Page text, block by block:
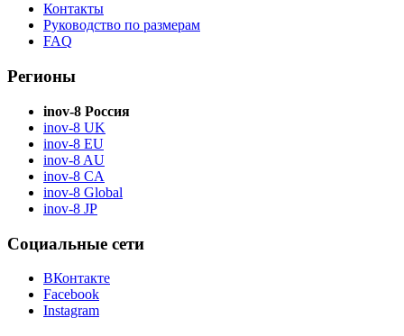
Контакты
Руководство по размерам
FAQ
Регионы
inov-8 Россия
inov-8 UK
inov-8 EU
inov-8 AU
inov-8 CA
inov-8 Global
inov-8 JP
Социальные сети
ВКонтакте
Facebook
Instagram